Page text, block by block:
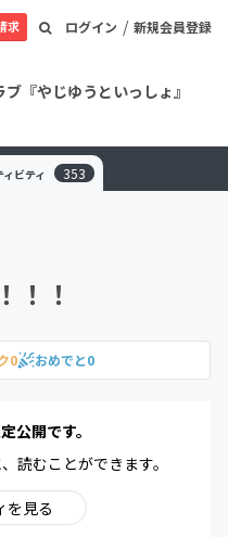
ログイン / 新規会員登録
求
『やじゆうといっしょ』
ィビティ 353
！！
0 おめでと0
公開です。
読むことができます。
を見る